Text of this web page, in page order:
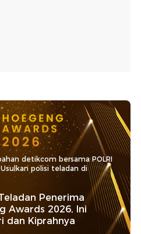
detikcom bersama POLRI
polisi teladan di
Penerima
Awards 2026, Ini
dan Kiprahnya